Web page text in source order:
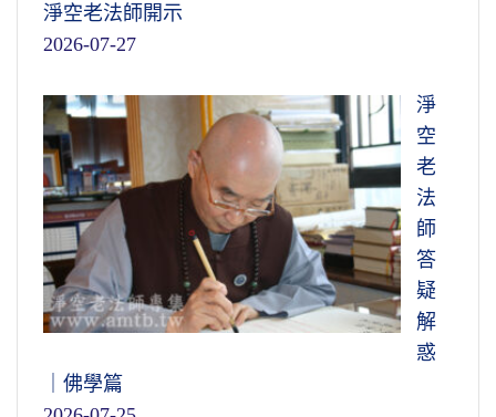
淨空老法師開示
2026-07-27
淨
空
老
法
師
答
疑
解
惑
｜佛學篇